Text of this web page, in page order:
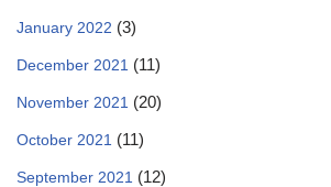
January 2022 (3)
December 2021 (11)
November 2021 (20)
October 2021 (11)
September 2021 (12)